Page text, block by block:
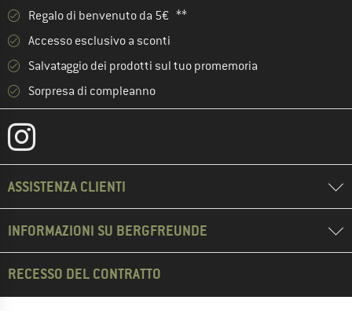
Regalo di benvenuto da 5€ **
Accesso esclusivo a sconti
Salvataggio dei prodotti sul tuo promemoria
Sorpresa di compleanno
ASSISTENZA CLIENTI
INFORMAZIONI SU BERGFREUNDE
RECESSO DEL CONTRATTO